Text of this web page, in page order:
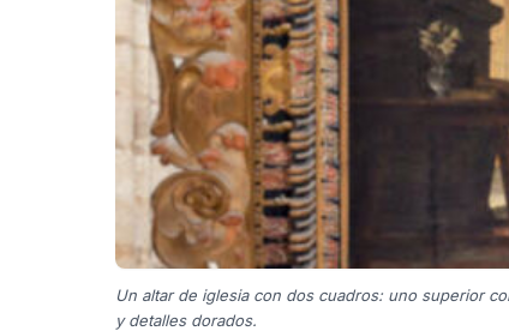
Un altar de iglesia con dos cuadros: uno superior
y detalles dorados.